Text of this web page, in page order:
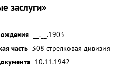
заслуги»
__.__.1903
часть 308 стрелковая дивизия
10.11.1942